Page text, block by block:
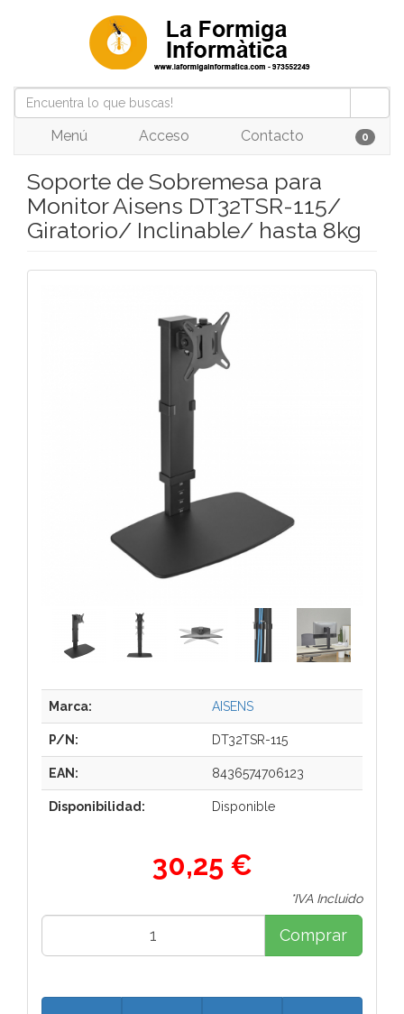
Menú Acceso Contacto 0
Soporte de Sobremesa para
Monitor Aisens DT32TSR-115/
Giratorio/ Inclinable/ hasta 8kg
Marca: AISENS
P/N: DT32TSR-115
EAN: 8436574706123
Disponibilidad: Disponible
30,25 €
*IVA Incluido
Comprar